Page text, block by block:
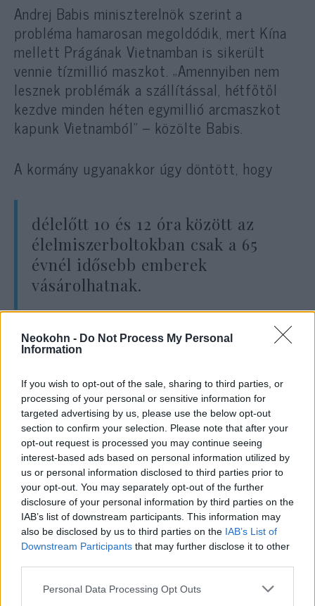
Neokohn - Do Not Process My Personal
Information
If you wish to opt-out of the sale, sharing to third parties, or
processing of your personal or sensitive information for
targeted advertising by us, please use the below opt-out
section to confirm your selection. Please note that after your
opt-out request is processed you may continue seeing
interest-based ads based on personal information utilized by
us or personal information disclosed to third parties prior to
your opt-out. You may separately opt-out of the further
disclosure of your personal information by third parties on the
IAB’s list of downstream participants. This information may
also be disclosed by us to third parties on the IAB’s List of
Downstream Participants that may further disclose it to other
Please note that this website/app uses one or more Google
Personal Data Processing Opt Outs
Andrej Babis miniszterelnök szerint a
probléma hamarosan megoldódik, mert Kína
mellett Prágának Vietnamban is sikerült
vennie tízmillió maszkot. „Amennyiben nem
lesznek problémák a szállítással, hétfőtől
kezdve minden héten egymillió arcmaszkot
kapunk Vietnamból” – közölte Babis.
A kormány ugyanakkor úgy döntött, hogy
délelőtt 10 és 12 óra között az
élelmiszerboltokban csak a 65
évnél idősebb emberek
vásárolhatnak.
„A csütörtökön életbe lépő intézkedés célja
megkönnyíteni a nyugdíjasoknak a
bevásárlást, és jobban védeni őket a
koronavírustól” – indokolta a döntést Babis.
Szupermaszkot fejlesztettek Izraelben
a koronavírus elleni védekezéshez
A kormány már korábban azt javasolta a 70
évnél idősebb embereknek, hogy lehetőleg ne
hagyják el otthonukat. Az idősotthonok
lakóinak egyenesen megtiltották, hogy